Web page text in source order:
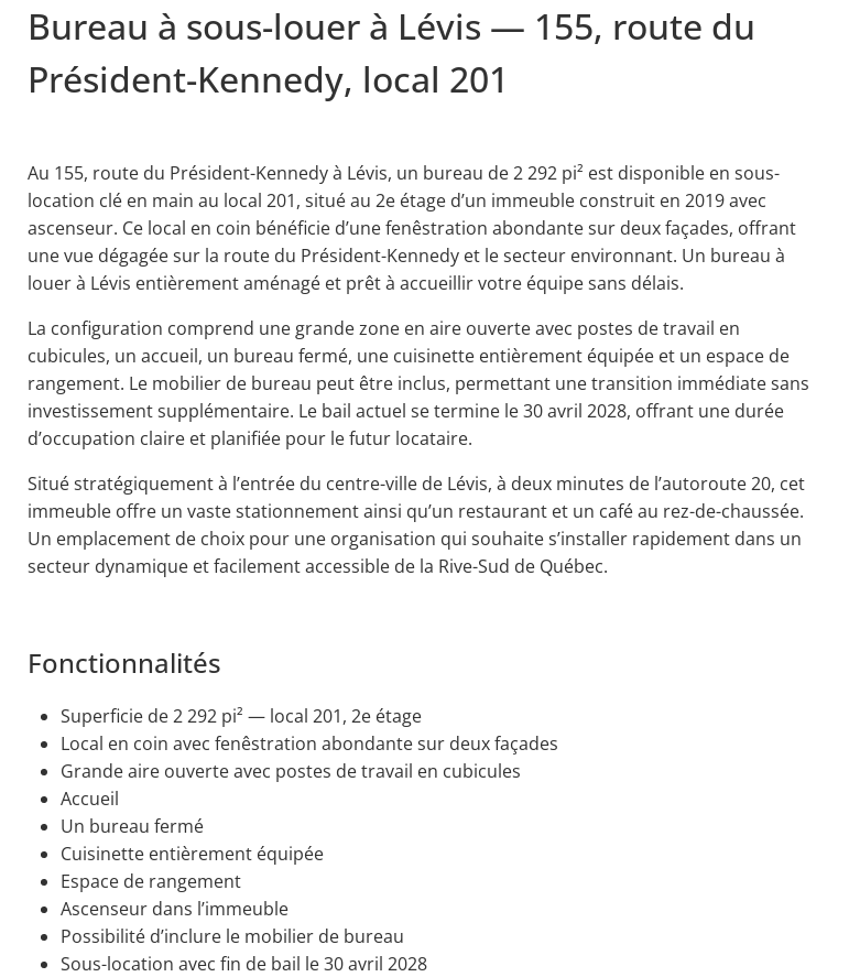
Bureau à sous-louer à Lévis — 155, route du
Président-Kennedy, local 201
Au 155, route du Président-Kennedy à Lévis, un bureau de 2 292 pi² est disponible en sous-
location clé en main au local 201, situé au 2e étage d’un immeuble construit en 2019 avec
ascenseur. Ce local en coin bénéficie d’une fenêstration abondante sur deux façades, offrant
une vue dégagée sur la route du Président-Kennedy et le secteur environnant. Un bureau à
louer à Lévis entièrement aménagé et prêt à accueillir votre équipe sans délais.
La configuration comprend une grande zone en aire ouverte avec postes de travail en
cubicules, un accueil, un bureau fermé, une cuisinette entièrement équipée et un espace de
rangement. Le mobilier de bureau peut être inclus, permettant une transition immédiate sans
investissement supplémentaire. Le bail actuel se termine le 30 avril 2028, offrant une durée
d’occupation claire et planifiée pour le futur locataire.
Situé stratégiquement à l’entrée du centre-ville de Lévis, à deux minutes de l’autoroute 20, cet
immeuble offre un vaste stationnement ainsi qu’un restaurant et un café au rez-de-chaussée.
Un emplacement de choix pour une organisation qui souhaite s’installer rapidement dans un
secteur dynamique et facilement accessible de la Rive-Sud de Québec.
Fonctionnalités
Superficie de 2 292 pi² — local 201, 2e étage
Local en coin avec fenêstration abondante sur deux façades
Grande aire ouverte avec postes de travail en cubicules
Accueil
Un bureau fermé
Cuisinette entièrement équipée
Espace de rangement
Ascenseur dans l’immeuble
Possibilité d’inclure le mobilier de bureau
Sous-location avec fin de bail le 30 avril 2028